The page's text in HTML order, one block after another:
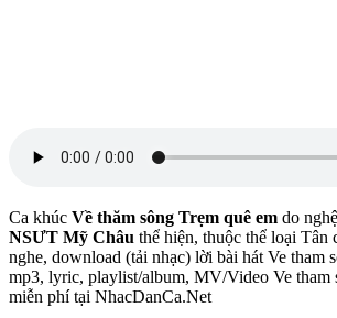
Ca khúc Về thăm sông Trẹm quê em do
NSƯT Mỹ Châu thể hiện, thuộc thể loại Tân
nghe, download (tải nhạc) lời bài hát Ve tham
mp3, lyric, playlist/album, MV/Video Ve tham
miễn phí tại NhacDanCa.Net